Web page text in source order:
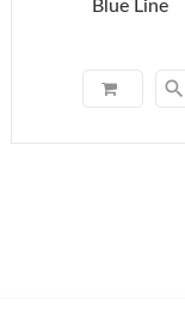
Blue Line
search